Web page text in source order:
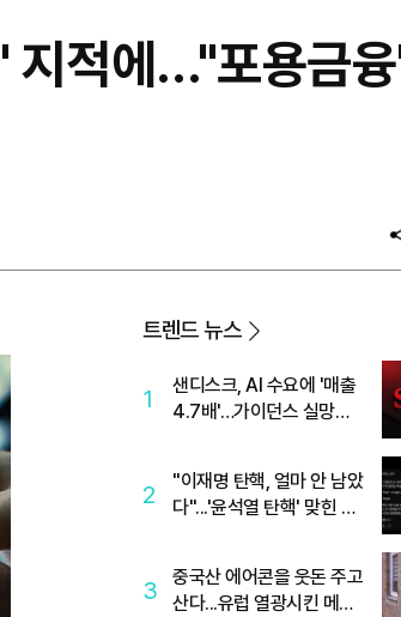
지적에…"포용금
트렌드 뉴스
1
샌디스크, AI 수요에 '매출
4.7배'…가이던스 실망에
2
"이재명 탄핵, 얼마 안 남았
다"...'윤석열 탄핵' 맞힌 무
3
중국산 에어콘을 웃돈 주고
산다...유럽 열광시킨 메이